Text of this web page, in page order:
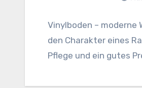
Vinylboden –
den Charakter eines
Pflege und ein gutes